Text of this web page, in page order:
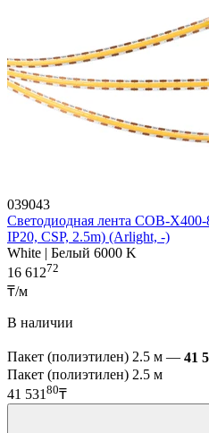
039043
Светодиодная лента COB-
IP20, CSP, 2.5m) (Arlight, -)
White | Белый 6000 K
16 61272
₸/м
В наличии
Пакет (полиэтилен) 2.5 м — 41
Пакет (полиэтилен) 2.5 м
41 531 80₸